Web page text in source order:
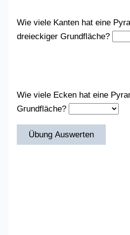
Wie viele Kanten hat eine
dreieckiger Grundfläche?
Wie viele Ecken hat eine
Grundfläche?
Übung Auswerten